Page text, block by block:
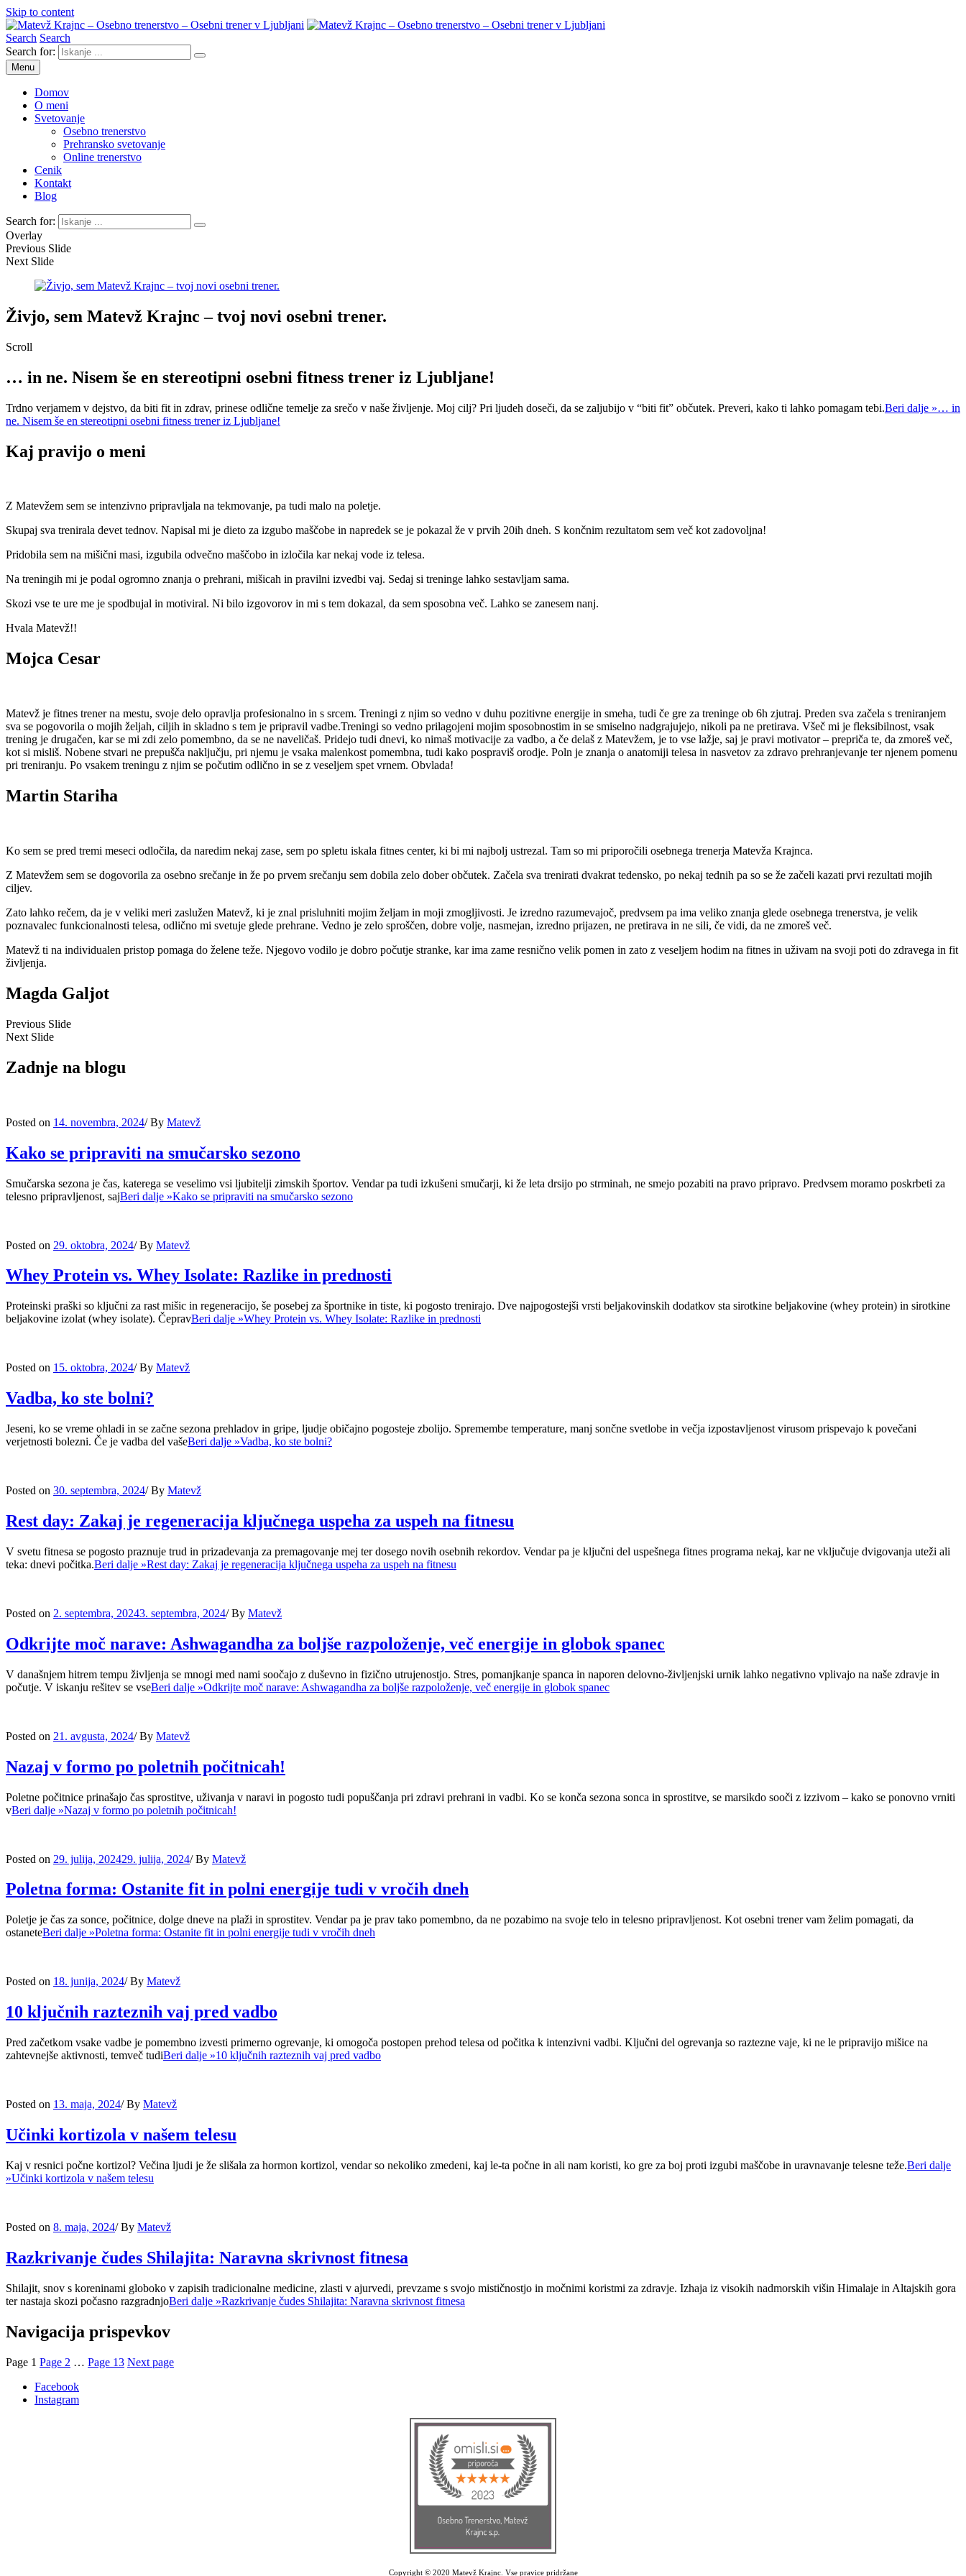
Skip to content
Matevž Krajnc – Osebno trenerstvo – Osebni trener v Ljubljani
Osebno trenerstvo
Search Search
Search for:
Menu
Domov
O meni
Svetovanje
Osebno trenerstvo
Prehransko svetovanje
Online trenerstvo
Cenik
Kontakt
Blog
Search for:
Overlay
Previous Slide
Next Slide
Živjo, sem Matevž Krajnc – tvoj novi osebni trener.
Scroll
… in ne. Nisem še en stereotipni osebni fitness trener iz Ljubljane!
Trdno verjamem v dejstvo, da biti fit in zdrav, prinese odlične temelje za srečo v naše življenje. Moj cilj? Pri ljudeh doseči, da se zaljubijo v “biti fit” občutek. Preveri, kako ti lahko pomagam tebi.Beri dalje »… in
ne. Nisem še en stereotipni osebni fitness trener iz Ljubljane!
Kaj pravijo o meni
Z Matevžem sem se intenzivno pripravljala na tekmovanje, pa tudi malo na poletje.
Skupaj sva trenirala devet tednov. Napisal mi je dieto za izgubo maščobe in napredek se je pokazal že v prvih 20ih dneh. S končnim rezultatom sem več kot zadovoljna!
Pridobila sem na mišični masi, izgubila odvečno maščobo in izločila kar nekaj vode iz telesa.
Na treningih mi je podal ogromno znanja o prehrani, mišicah in pravilni izvedbi vaj. Sedaj si treninge lahko sestavljam sama.
Skozi vse te ure me je spodbujal in motiviral. Ni bilo izgovorov in mi s tem dokazal, da sem sposobna več. Lahko se zanesem nanj.
Hvala Matevž!!
Mojca Cesar
Matevž je fitnes trener na mestu, svoje delo opravlja profesionalno in s srcem. Treningi z njim so vedno v duhu pozitivne energije in smeha, tudi če gre za treninge ob 6h zjutraj. Preden sva začela s treniranjem
sva se pogovorila o mojih željah, ciljih in skladno s tem je pripravil vadbe.Treningi so vedno prilagojeni mojim sposobnostim in se smiselno nadgrajujejo, nikoli pa ne pretirava. Všeč mi je fleksibilnost, vsak
trening je drugačen, kar se mi zdi zelo pomembno, da se ne naveličaš. Pridejo tudi dnevi, ko nimaš motivacije za vadbo, a če delaš z Matevžem, je to vse lažje, saj je pravi motivator – prepriča te, da zmoreš več,
kot si misliš. Nobene stvari ne prepušča naključju, pri njemu je vsaka malenkost pomembna, tudi kako pospraviš orodje. Poln je znanja o anatomiji telesa in nasvetov za zdravo prehranjevanje ter njenem pomenu
pri treniranju. Po vsakem treningu z njim se počutim odlično in se z veseljem spet vrnem. Obvlada!
Martin Stariha
Ko sem se pred tremi meseci odločila, da naredim nekaj zase, sem po spletu iskala fitnes center, ki bi mi najbolj ustrezal. Tam so mi priporočili osebnega trenerja Matevža Krajnca.
Z Matevžem sem se dogovorila za osebno srečanje in že po prvem srečanju sem dobila zelo dober občutek. Začela sva trenirati dvakrat tedensko, po nekaj tednih pa so se že začeli kazati prvi rezultati mojih
ciljev.
Zato lahko rečem, da je v veliki meri zaslužen Matevž, ki je znal prisluhniti mojim željam in moji zmogljivosti. Je izredno razumevajoč, predvsem pa ima veliko znanja glede osebnega trenerstva, je velik
poznavalec funkcionalnosti telesa, odlično mi svetuje glede prehrane. Vedno je zelo sproščen, dobre volje, nasmejan, izredno prijazen, ne pretirava in ne sili, če vidi, da ne zmoreš več.
Matevž ti na individualen pristop pomaga do želene teže. Njegovo vodilo je dobro počutje stranke, kar ima zame resnično velik pomen in zato z veseljem hodim na fitnes in uživam na svoji poti do zdravega in fit
življenja.
Magda Galjot
Previous Slide
Next Slide
Zadnje na blogu
Posted on 14. novembra, 2024/ By Matevž
Kako se pripraviti na smučarsko sezono
Smučarska sezona je čas, katerega se veselimo vsi ljubitelji zimskih športov. Vendar pa tudi izkušeni smučarji, ki že leta drsijo po strminah, ne smejo pozabiti na pravo pripravo. Predvsem moramo poskrbeti za
telesno pripravljenost, sajBeri dalje »Kako se pripraviti na smučarsko sezono
Posted on 29. oktobra, 2024/ By Matevž
Whey Protein vs. Whey Isolate: Razlike in prednosti
Proteinski praški so ključni za rast mišic in regeneracijo, še posebej za športnike in tiste, ki pogosto trenirajo. Dve najpogostejši vrsti beljakovinskih dodatkov sta sirotkine beljakovine (whey protein) in sirotkine
beljakovine izolat (whey isolate). ČepravBeri dalje »Whey Protein vs. Whey Isolate: Razlike in prednosti
Posted on 15. oktobra, 2024/ By Matevž
Vadba, ko ste bolni?
Jeseni, ko se vreme ohladi in se začne sezona prehladov in gripe, ljudje običajno pogosteje zbolijo. Spremembe temperature, manj sončne svetlobe in večja izpostavljenost virusom prispevajo k povečani
verjetnosti bolezni. Če je vadba del vašeBeri dalje »Vadba, ko ste bolni?
Posted on 30. septembra, 2024/ By Matevž
Rest day: Zakaj je regeneracija ključnega uspeha za uspeh na fitnesu
V svetu fitnesa se pogosto praznuje trud in prizadevanja za premagovanje mej ter dosego novih osebnih rekordov. Vendar pa je ključni del uspešnega fitnes programa nekaj, kar ne vključuje dvigovanja uteži ali
teka: dnevi počitka.Beri dalje »Rest day: Zakaj je regeneracija ključnega uspeha za uspeh na fitnesu
Posted on 2. septembra, 20243. septembra, 2024/ By Matevž
Odkrijte moč narave: Ashwagandha za boljše razpoloženje, več energije in globok spanec
V današnjem hitrem tempu življenja se mnogi med nami soočajo z duševno in fizično utrujenostjo. Stres, pomanjkanje spanca in naporen delovno-življenjski urnik lahko negativno vplivajo na naše zdravje in
počutje. V iskanju rešitev se vseBeri dalje »Odkrijte moč narave: Ashwagandha za boljše razpoloženje, več energije in globok spanec
Posted on 21. avgusta, 2024/ By Matevž
Nazaj v formo po poletnih počitnicah!
Poletne počitnice prinašajo čas sprostitve, uživanja v naravi in pogosto tudi popuščanja pri zdravi prehrani in vadbi. Ko se konča sezona sonca in sprostitve, se marsikdo sooči z izzivom – kako se ponovno vrniti
vBeri dalje »Nazaj v formo po poletnih počitnicah!
Posted on 29. julija, 202429. julija, 2024/ By Matevž
Poletna forma: Ostanite fit in polni energije tudi v vročih dneh
Poletje je čas za sonce, počitnice, dolge dneve na plaži in sprostitev. Vendar pa je prav tako pomembno, da ne pozabimo na svoje telo in telesno pripravljenost. Kot osebni trener vam želim pomagati, da
ostaneteBeri dalje »Poletna forma: Ostanite fit in polni energije tudi v vročih dneh
Posted on 18. junija, 2024/ By Matevž
10 ključnih razteznih vaj pred vadbo
Pred začetkom vsake vadbe je pomembno izvesti primerno ogrevanje, ki omogoča postopen prehod telesa od počitka k intenzivni vadbi. Ključni del ogrevanja so raztezne vaje, ki ne le pripravijo mišice na
zahtevnejše aktivnosti, temveč tudiBeri dalje »10 ključnih razteznih vaj pred vadbo
Posted on 13. maja, 2024/ By Matevž
Učinki kortizola v našem telesu
Kaj v resnici počne kortizol? Večina ljudi je že slišala za hormon kortizol, vendar so nekoliko zmedeni, kaj le-ta počne in ali nam koristi, ko gre za boj proti izgubi maščobe in uravnavanje telesne teže.Beri dalje
»Učinki kortizola v našem telesu
Posted on 8. maja, 2024/ By Matevž
Razkrivanje čudes Shilajita: Naravna skrivnost fitnesa
Shilajit, snov s koreninami globoko v zapisih tradicionalne medicine, zlasti v ajurvedi, prevzame s svojo mističnostjo in močnimi koristmi za zdravje. Izhaja iz visokih nadmorskih višin Himalaje in Altajskih gora
ter nastaja skozi počasno razgradnjoBeri dalje »Razkrivanje čudes Shilajita: Naravna skrivnost fitnesa
Navigacija prispevkov
Page 1 Page 2 … Page 13 Next page
Facebook
Instagram
Copyright © 2020 Matevž Krajnc. Vse pravice pridržane